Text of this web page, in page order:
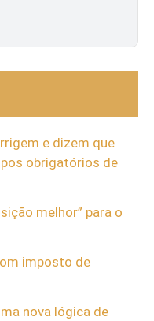
e dizem que
obrigatórios de
melhor” para o
imposto de
nova lógica de